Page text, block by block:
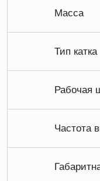
Масса
Тип катка
Рабочая
Частота